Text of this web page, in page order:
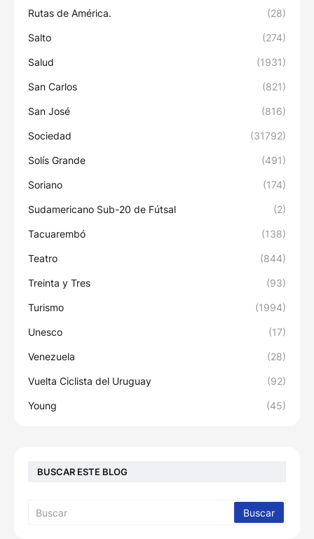
Rutas de América. (28)
Salto (274)
Salud (1931)
San Carlos (821)
San José (816)
Sociedad (31792)
Solís Grande (491)
Soriano (174)
Sudamericano Sub-20 de Fútsal (2)
Tacuarembó (138)
Teatro (844)
Treinta y Tres (93)
Turismo (1994)
Unesco (17)
Venezuela (28)
Vuelta Ciclista del Uruguay (92)
Young (45)
BUSCAR ESTE BLOG